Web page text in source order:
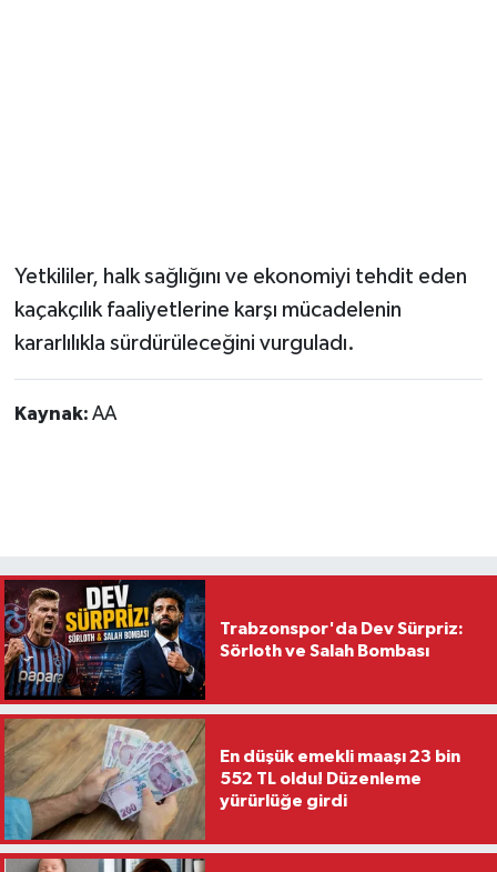
Yetkililer, halk sağlığını ve ekonomiyi tehdit eden
kaçakçılık faaliyetlerine karşı mücadelenin
kararlılıkla sürdürüleceğini vurguladı.
Kaynak: AA
Trabzonspor'da Dev Sürpriz:
Sörloth ve Salah Bombası
En düşük emekli maaşı 23 bin
552 TL oldu! Düzenleme
yürürlüğe girdi